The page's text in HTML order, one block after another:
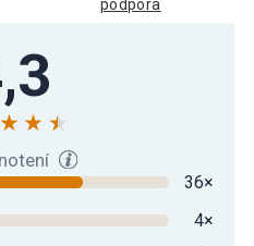
pogumovaná
pogumovaná
podpora
36×
4×